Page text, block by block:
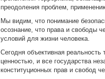
преодоления проблем,
Мы видим, что понимание
осознание, что права и свободы
условий для жизни человека.
Сегодня объективная реальность
ценностью, и все государства
конституционных прав и свобод